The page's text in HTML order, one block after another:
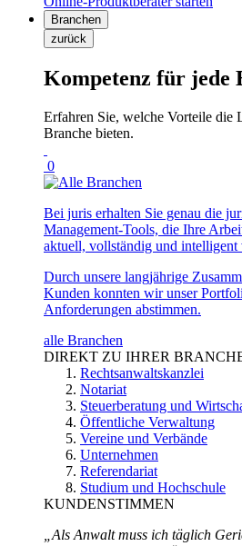
Branchen
zurück
Kompetenz für jede
Erfahren Sie, welche Vorteile die
Branche bieten.
0
Bei juris erhalten Sie genau die
Management-Tools, die Ihre
aktuell, vollständig und intelligent
Durch unsere langjährige
Kunden konnten wir unser
Anforderungen abstimmen.
alle Branchen
DIREKT ZU IHRER
Rechtsanwaltskanzlei
Notariat
Steuerberatung und
Öffentliche Verwaltung
Vereine und Verbände
Unternehmen
Referendariat
Studium und Hochschule
KUNDENSTIMMEN
„Als Anwalt muss ich täglich